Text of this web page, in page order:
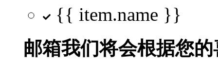
{{ item.name }}
邮箱我们将会根据您